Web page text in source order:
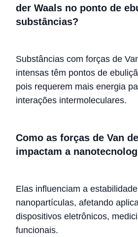
der Waals no ponto de
substâncias?
Substâncias com forças de
intensas têm pontos de
pois requerem mais energia
interações intermoleculares.
Como as forças de Van
impactam a
Elas influenciam a
nanopartículas, afetando
dispositivos eletrônicos,
funcionais.